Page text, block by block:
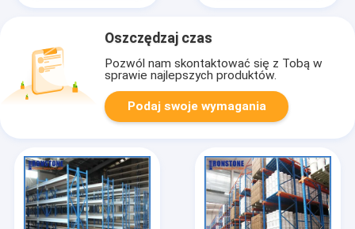
Oszczędzaj czas
Pozwól nam skontaktować się z Tobą w
sprawie najlepszych produktów.
Podaj swoje wymagania